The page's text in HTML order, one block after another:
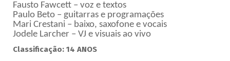
Fausto Fawcett – voz e textos
Paulo Beto – guitarras e programações
Mari Crestani – baixo, saxofone e vocais
Jodele Larcher – VJ e visuais ao vivo
Classificação: 14 ANOS